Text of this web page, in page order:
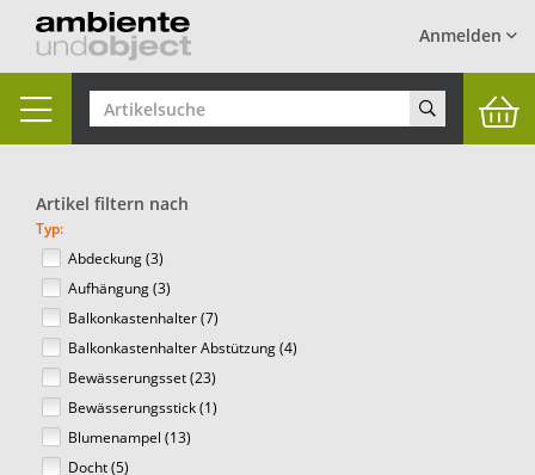
Anmelden
Toggle
navigation
Artikel filtern nach
Typ:
Abdeckung (3)
Aufhängung (3)
Balkonkastenhalter (7)
Balkonkastenhalter Abstützung (4)
Bewässerungsset (23)
Bewässerungsstick (1)
Blumenampel (13)
Docht (5)